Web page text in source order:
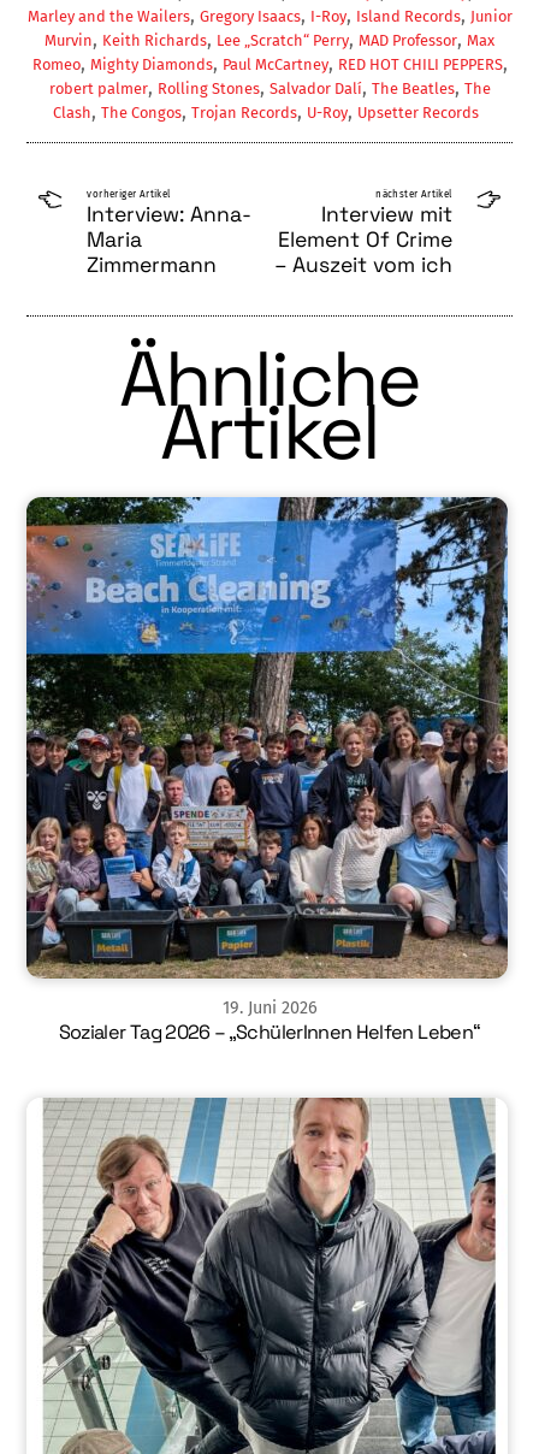
Marley and the Wailers, Gregory Isaacs, I-Roy, Island Records, Junior
Murvin, Keith Richards, Lee „Scratch“ Perry, MAD Professor, Max
Romeo, Mighty Diamonds, Paul McCartney, RED HOT CHILI PEPPERS,
robert palmer, Rolling Stones, Salvador Dalí, The Beatles, The
Clash, The Congos, Trojan Records, U-Roy, Upsetter Records
vorheriger Artikel
Interview: Anna-
Maria
Zimmermann
nächster Artikel
Interview mit
Element Of Crime
– Auszeit vom ich
Ähnliche
Artikel
19. Juni 2026
Sozialer Tag 2026 – „SchülerInnen Helfen Leben“